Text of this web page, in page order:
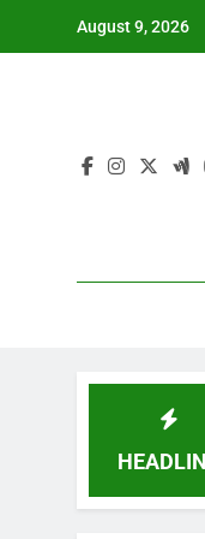
August 9, 2026